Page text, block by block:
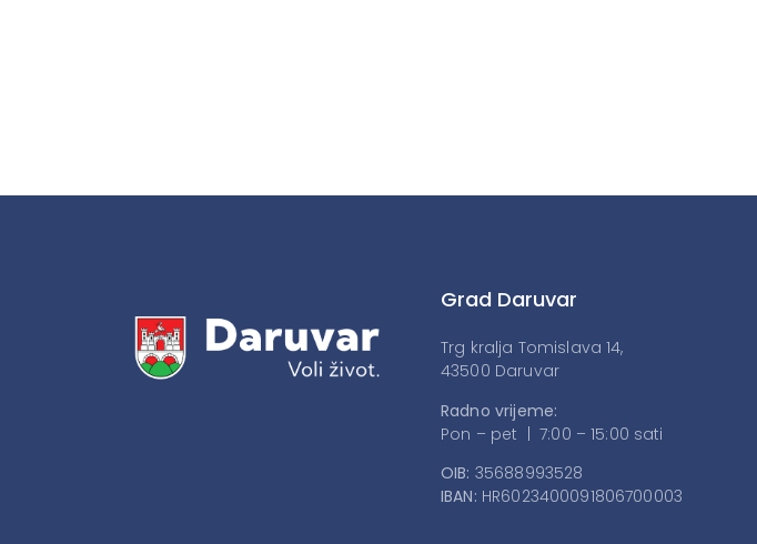
Grad Daruvar
Trg kralja Tomislava 14,
43500 Daruvar
Radno vrijeme:
Pon – pet | 7:00 – 15:00 sati
OIB: 35688993528
IBAN: HR6023400091806700003